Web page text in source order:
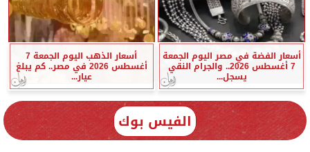
أسعار الفضة في مصر اليوم الجمعة
7 أغسطس 2026.. والجرام النقي
يسجل...
أسعار الذهب اليوم الجمعة 7
أغسطس 2026 في مصر.. كم يبلغ
عيار...
الفيس بوك